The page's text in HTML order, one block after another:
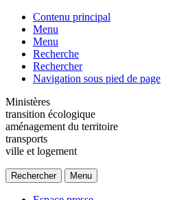
Contenu principal
Menu
Menu
Recherche
Rechercher
Navigation sous pied de page
Ministères
transition écologique
aménagement du territoire
transports
ville et logement
Rechercher Menu